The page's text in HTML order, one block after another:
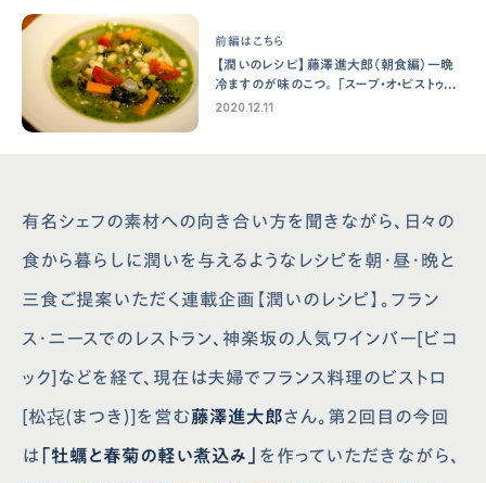
前編はこちら
【潤いのレシピ】藤澤進⼤郎（朝⾷編）⼀晩
冷ますのが味のこつ。「スープ・オ・ピストゥ
ー」
2020.12.11
有名シェフの素材への向き合い方を聞きながら、日々の
食から暮らしに潤いを与えるようなレシピを朝・昼・晩と
三食ご提案いただく連載企画【潤いのレシピ】。フラン
ス・ニースでのレストラン、神楽坂の人気ワインバー[ビコ
ック]などを経て、現在は夫婦でフランス料理のビストロ
[松㐂(まつき)]を営む藤澤進大郎さん。第2回目の今回
は 「牡蠣と春菊の軽い煮込み」 を作っていただきながら、